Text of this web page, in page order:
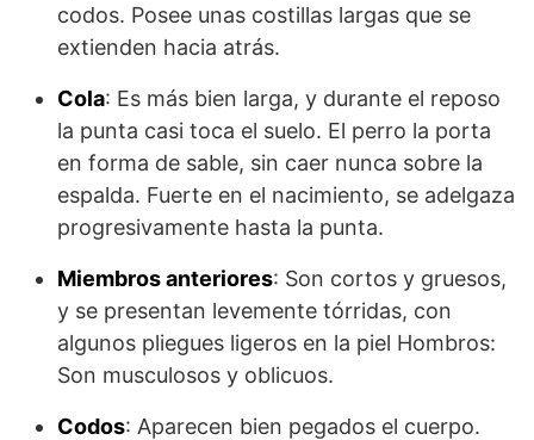
codos. Posee unas costillas largas que se
extienden hacia atrás.
Cola: Es más bien larga, y durante el reposo
la punta casi toca el suelo. El perro la porta
en forma de sable, sin caer nunca sobre la
espalda. Fuerte en el nacimiento, se adelgaza
progresivamente hasta la punta.
Miembros anteriores: Son cortos y gruesos,
y se presentan levemente tórridas, con
algunos plie­gues ligeros en la piel Hombros:
Son musculosos y oblicuos.
Codos: Aparecen bien pegados el cuerpo.